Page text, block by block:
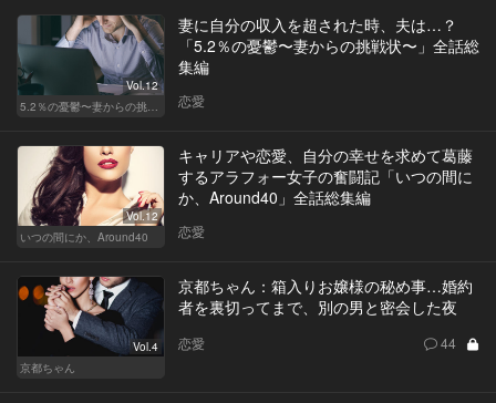
Vol.12
5.2％の憂鬱〜妻からの挑戦状〜
妻に自分の収入を超された時、夫は…？
「5.2％の憂鬱〜妻からの挑戦状〜」全話総
集編
恋愛
Vol.12
いつの間にか、Around40
キャリアや恋愛、自分の幸せを求めて葛藤
するアラフォー女子の奮闘記「いつの間に
か、Around40」全話総集編
恋愛
Vol.4
京都ちゃん
京都ちゃん：箱入りお嬢様の秘め事…婚約
者を裏切ってまで、別の男と密会した夜
恋愛 44